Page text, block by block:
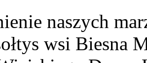
naszych
wsi Biesna